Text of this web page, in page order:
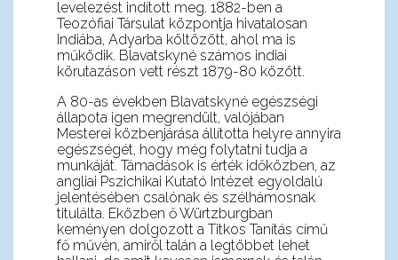
levelezést indított meg. 1882-ben a
Teozófiai Társulat központja hivatalosan
Indiába, Adyarba költözött, ahol ma is
működik. Blavatskyné számos indiai
körutazáson vett részt 1879-80 között.
A 80-as években Blavatskyné egészségi
állapota igen megrendült, valójában
Mesterei közbenjárása állította helyre annyira
egészségét, hogy még folytatni tudja a
munkáját. Támadások is érték időközben, az
angliai Pszichikai Kutató Intézet egyoldalú
jelentésében csalónak és szélhámosnak
titulálta. Eközben ő Würtzburgban
keményen dolgozott a Titkos Tanítás című
fő művén, amiről talán a legtöbbet lehet